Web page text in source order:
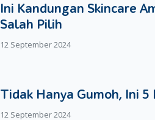
Ini Kandungan Skincare
Salah Pilih
12 September 2024
Tidak Hanya Gumoh, Ini
12 September 2024